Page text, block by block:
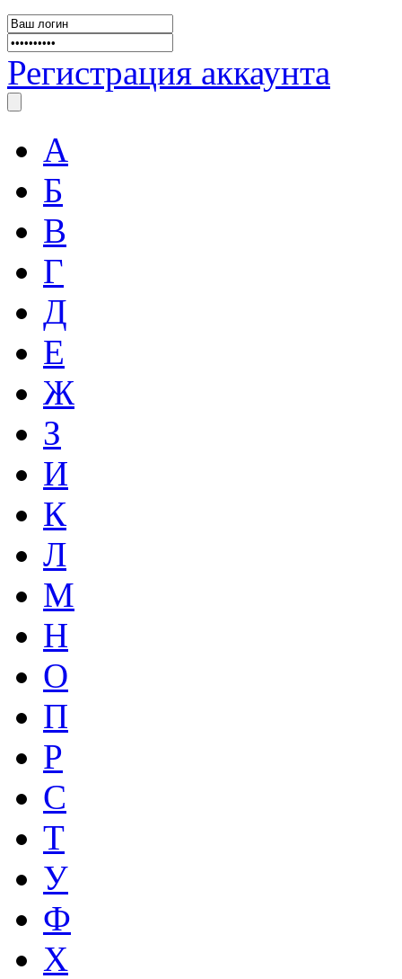
Регистрация аккаунта
А
Б
В
Г
Д
Е
Ж
З
И
К
Л
М
Н
О
П
Р
С
Т
У
Ф
Х